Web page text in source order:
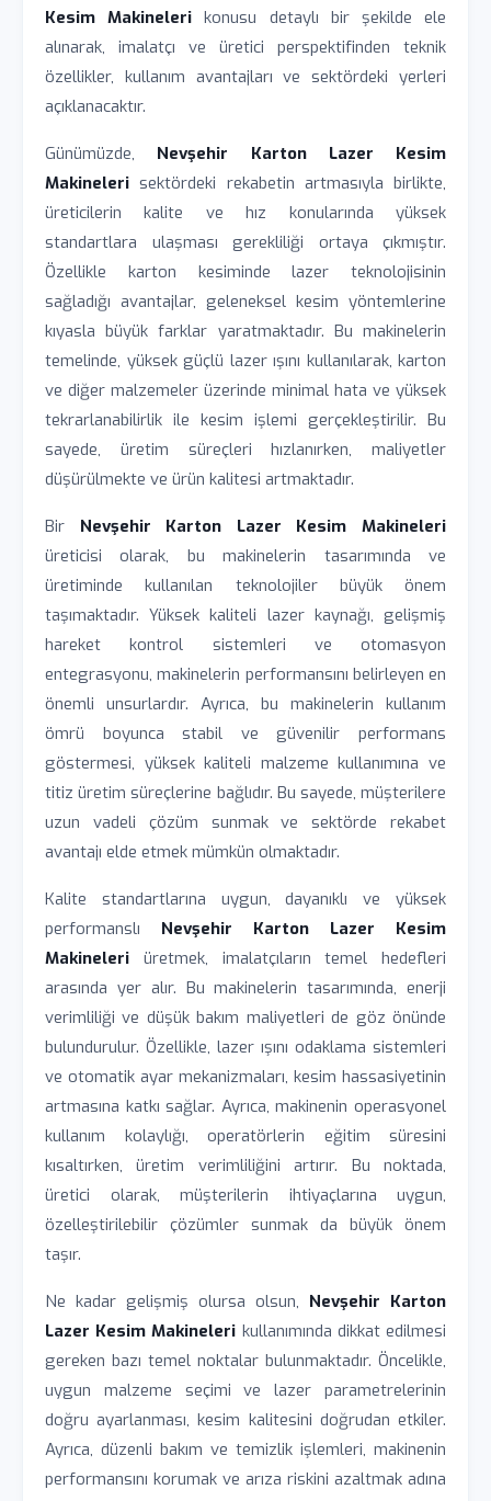
Kesim Makineleri konusu detaylı bir şekilde ele
alınarak, imalatçı ve üretici perspektifinden teknik
özellikler, kullanım avantajları ve sektördeki yerleri
açıklanacaktır.
Günümüzde, Nevşehir Karton Lazer Kesim
Makineleri sektördeki rekabetin artmasıyla birlikte,
üreticilerin kalite ve hız konularında yüksek
standartlara ulaşması gerekliliği ortaya çıkmıştır.
Özellikle karton kesiminde lazer teknolojisinin
sağladığı avantajlar, geleneksel kesim yöntemlerine
kıyasla büyük farklar yaratmaktadır. Bu makinelerin
temelinde, yüksek güçlü lazer ışını kullanılarak, karton
ve diğer malzemeler üzerinde minimal hata ve yüksek
tekrarlanabilirlik ile kesim işlemi gerçekleştirilir. Bu
sayede, üretim süreçleri hızlanırken, maliyetler
düşürülmekte ve ürün kalitesi artmaktadır.
Bir Nevşehir Karton Lazer Kesim Makineleri
üreticisi olarak, bu makinelerin tasarımında ve
üretiminde kullanılan teknolojiler büyük önem
taşımaktadır. Yüksek kaliteli lazer kaynağı, gelişmiş
hareket kontrol sistemleri ve otomasyon
entegrasyonu, makinelerin performansını belirleyen en
önemli unsurlardır. Ayrıca, bu makinelerin kullanım
ömrü boyunca stabil ve güvenilir performans
göstermesi, yüksek kaliteli malzeme kullanımına ve
titiz üretim süreçlerine bağlıdır. Bu sayede, müşterilere
uzun vadeli çözüm sunmak ve sektörde rekabet
avantajı elde etmek mümkün olmaktadır.
Kalite standartlarına uygun, dayanıklı ve yüksek
performanslı Nevşehir Karton Lazer Kesim
Makineleri üretmek, imalatçıların temel hedefleri
arasında yer alır. Bu makinelerin tasarımında, enerji
verimliliği ve düşük bakım maliyetleri de göz önünde
bulundurulur. Özellikle, lazer ışını odaklama sistemleri
ve otomatik ayar mekanizmaları, kesim hassasiyetinin
artmasına katkı sağlar. Ayrıca, makinenin operasyonel
kullanım kolaylığı, operatörlerin eğitim süresini
kısaltırken, üretim verimliliğini artırır. Bu noktada,
üretici olarak, müşterilerin ihtiyaçlarına uygun,
özelleştirilebilir çözümler sunmak da büyük önem
taşır.
Ne kadar gelişmiş olursa olsun, Nevşehir Karton
Lazer Kesim Makineleri kullanımında dikkat edilmesi
gereken bazı temel noktalar bulunmaktadır. Öncelikle,
uygun malzeme seçimi ve lazer parametrelerinin
doğru ayarlanması, kesim kalitesini doğrudan etkiler.
Ayrıca, düzenli bakım ve temizlik işlemleri, makinenin
performansını korumak ve arıza riskini azaltmak adına